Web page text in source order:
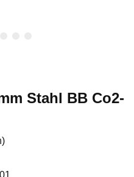
Stahl BB Co2-